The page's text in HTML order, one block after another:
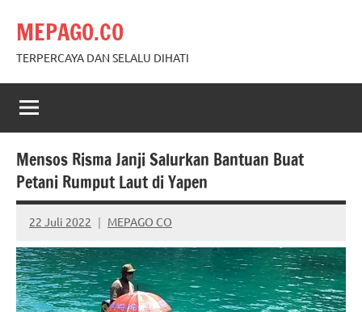
content
MEPAGO.CO
TERPERCAYA DAN SELALU DIHATI
Mensos Risma Janji Salurkan Bantuan Buat
Petani Rumput Laut di Yapen
22 Juli 2022 MEPAGO CO
No
comments